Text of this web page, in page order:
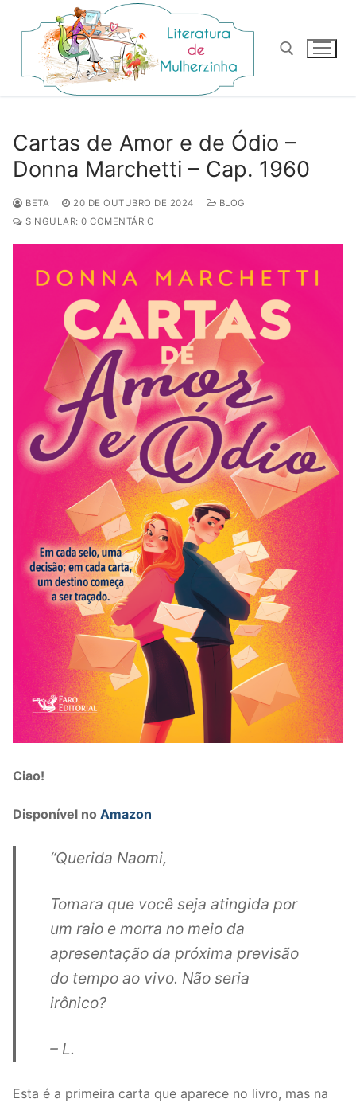
para
conteúdo
Cartas de Amor e de Ódio –
Donna Marchetti – Cap. 1960
BETA 20 DE OUTUBRO DE 2024
BLOG
SINGULAR: 0 COMENTÁRIO
Ciao!
Disponível no Amazon
“Querida Naomi,
Tomara que você seja atingida por
um raio e morra no meio da
apresentação da próxima previsão
do tempo ao vivo. Não seria
irônico?
– L.
Esta é a primeira carta que aparece no livro, mas na